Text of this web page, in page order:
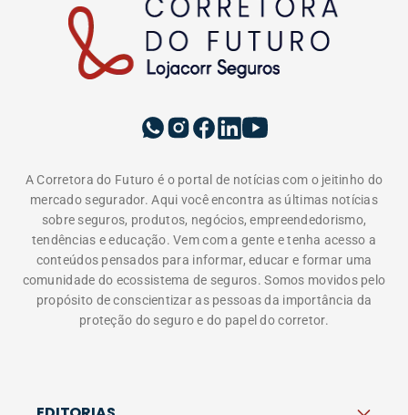
A Corretora do Futuro é o portal de notícias com o jeitinho do
mercado segurador. Aqui você encontra as últimas notícias
sobre seguros, produtos, negócios, empreendedorismo,
tendências e educação. Vem com a gente e tenha acesso a
conteúdos pensados para informar, educar e formar uma
comunidade do ecossistema de seguros. Somos movidos pelo
propósito de conscientizar as pessoas da importância da
proteção do seguro e do papel do corretor.